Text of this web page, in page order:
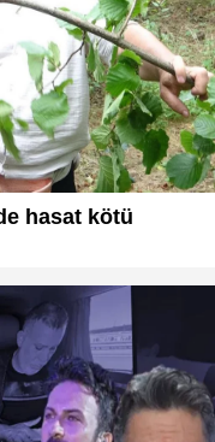
hasat kötü